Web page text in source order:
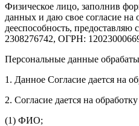
Физическое лицо, заполнив
данных и даю свое согласие
дееспособность,
2308276742, ОГРН:
Персональные данные
1. Данное Согласие дается на
2. Согласие дается на
(1) ФИО;